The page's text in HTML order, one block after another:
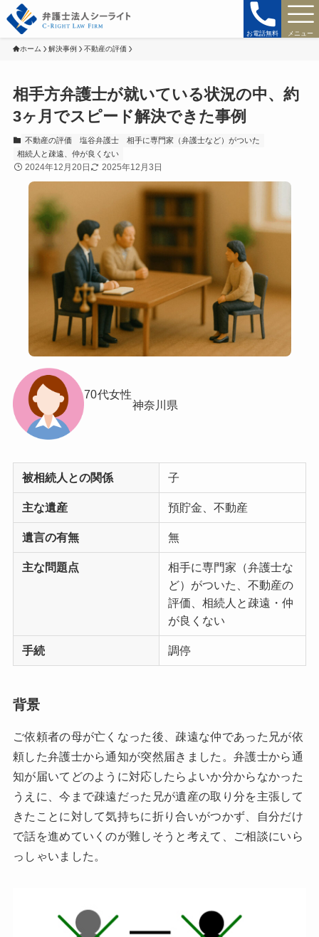
お電話無料 メニュー
ホーム 解決事例 不動産の評価
相手方弁護士が就いている状況の中、約
3ヶ月でスピード解決できた事例
不動産の評価 塩谷弁護士
相手に専門家（弁護士など）がついた
相続人と疎遠、仲が良くない
2024年12月20日 2025年12月3日
70代女性
神奈川県
被相続人との関係 子
主な遺産 預貯金、不動産
遺言の有無 無
主な問題点
相手に専門家（弁護士な
ど）がついた、不動産の
評価、相続人と疎遠・仲
が良くない
手続 調停
背景
ご依頼者の母が亡くなった後、疎遠な仲であった兄が依
頼した弁護士から通知が突然届きました。弁護士から通
知が届いてどのように対応したらよいか分からなかった
うえに、今まで疎遠だった兄が遺産の取り分を主張して
きたことに対して気持ちに折り合いがつかず、自分だけ
で話を進めていくのが難しそうと考えて、ご相談にいら
っしゃいました。